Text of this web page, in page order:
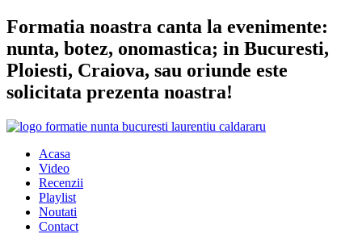
Sari
la
conținut
Formatia noastra canta la evenimente:
nunta, botez, onomastica; in Bucuresti,
Ploiesti, Craiova, sau oriunde este
solicitata prezenta noastra!
Acasa
Video
Recenzii
Playlist
Noutati
Contact